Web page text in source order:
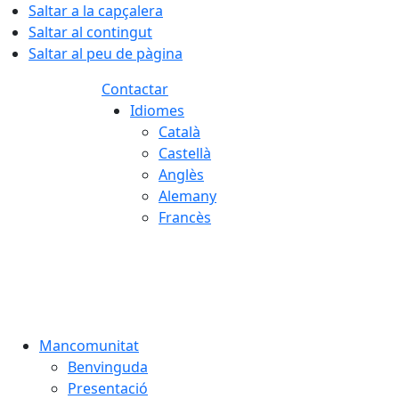
Saltar a la capçalera
Saltar al contingut
Saltar al peu de pàgina
Contactar
Idiomes
Català
Castellà
Anglès
Alemany
Francès
Mancomunitat
Benvinguda
Presentació